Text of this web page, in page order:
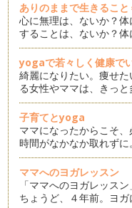
ありのままで生きること
心に無理は、ないか？
することは、ないか？
yogaで若々しく健康で
綺麗になりたい。痩せ
る女性やママは、きっ
子育てとyoga
ママになったからこそ
時間がなかなか取れず
ママへのヨガレッスン
「ママへのヨガレッス
ちょうど、４年前。ヨ